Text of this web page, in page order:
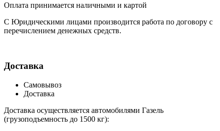
Оплата принимается наличными и картой
С Юридическими лицами производится работа по договору с
перечислением денежных средств.
Доставка
Самовывоз
Доставка
Доставка осуществляется автомобилями Газель
(грузоподъемность до 1500 кг):